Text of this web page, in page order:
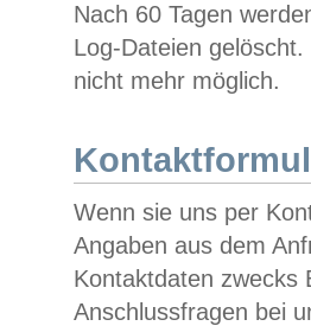
Nach 60 Tagen
Log-Dateien
nicht mehr möglich.
Wenn sie uns per
Angaben aus dem
Kontaktdaten zwecks
Anschlussfragen bei